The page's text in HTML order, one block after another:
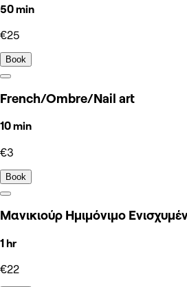
50 min
€25
Book
French/Ombre/Nail art
10 min
€3
Book
Μανικιούρ Ημιμόνιμο
1 hr
€22